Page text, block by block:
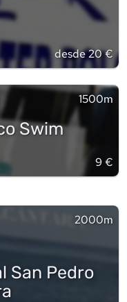
desde 20 €
1500m
Swim
9 €
2000m
San Pedro